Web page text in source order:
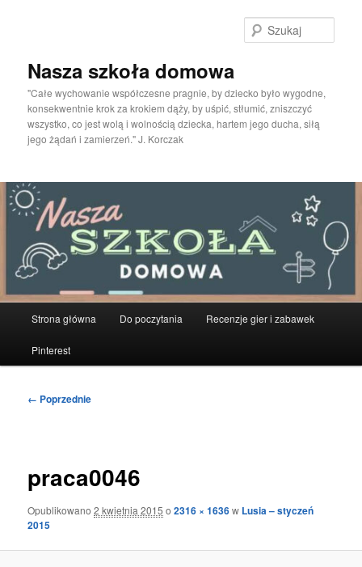
Nasza szkoła domowa
"Całe wychowanie współczesne pragnie, by dziecko było wygodne,
konsekwentnie krok za krokiem dąży, by uśpić, stłumić, zniszczyć
wszystko, co jest wolą i wolnością dziecka, hartem jego ducha, siłą
jego żądań i zamierzeń." J. Korczak
Strona główna Do poczytania Recenzje gier i zabawek
Pinterest
Nawigacja
← Poprzednie
praca0046
Opublikowano2 kwietnia 2015 o2316 × 1636w Lusia – styczeń
2015